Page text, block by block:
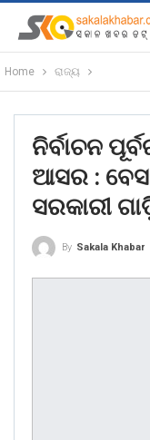
Home ରାଜ୍ୟ
ନିର୍ବାଚନ
ଆସର :
ସରକାରୀ
By Sakala Khabar